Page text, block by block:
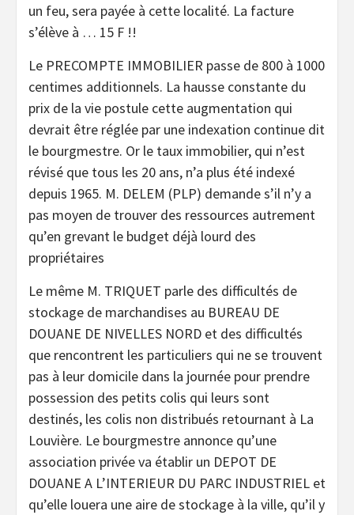
un feu, sera payée à cette localité. La facture
s’élève à … 15 F !!
Le PRECOMPTE IMMOBILIER passe de 800 à 1000
centimes additionnels. La hausse constante du
prix de la vie postule cette augmentation qui
devrait être réglée par une indexation continue dit
le bourgmestre. Or le taux immobilier, qui n’est
révisé que tous les 20 ans, n’a plus été indexé
depuis 1965. M. DELEM (PLP) demande s’il n’y a
pas moyen de trouver des ressources autrement
qu’en grevant le budget déjà lourd des
propriétaires
Le même M. TRIQUET parle des difficultés de
stockage de marchandises au BUREAU DE
DOUANE DE NIVELLES NORD et des difficultés
que rencontrent les particuliers qui ne se trouvent
pas à leur domicile dans la journée pour prendre
possession des petits colis qui leurs sont
destinés, les colis non distribués retournant à La
Louvière. Le bourgmestre annonce qu’une
association privée va établir un DEPOT DE
DOUANE A L’INTERIEUR DU PARC INDUSTRIEL et
qu’elle louera une aire de stockage à la ville, qu’il y